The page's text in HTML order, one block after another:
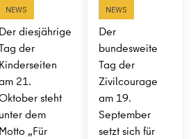
NEWS
Der diesjährige
der
Kinderseiten
21.
steht
unter dem
Motto „Für
NEWS
Der
bundesweite
Tag der
Zivilcourage
am 19.
September
setzt sich für